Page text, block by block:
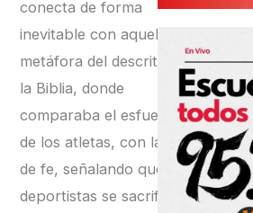
conecta de forma
inevitable con aquella
metáfora del descrita en
la Biblia, donde
comparaba el esfuerzo
de los atletas, con la vida
de fe, señalando que los
deportistas se sacrifican